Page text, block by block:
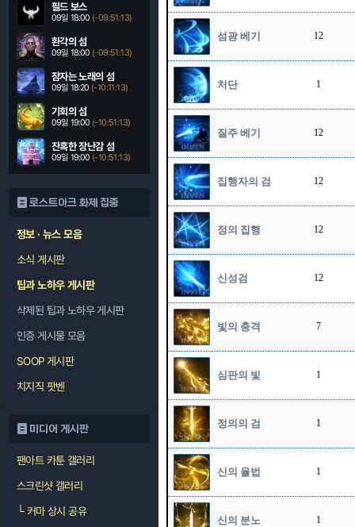
필드 보스
09일 18:00 (-09:51:12)
환각의 섬
09일 18:00 (-09:51:12)
잠자는 노래의 섬
09일 18:20 (-10:11:12)
기회의 섬
09일 19:00 (-10:51:12)
잔혹한 장난감 섬
09일 19:00 (-10:51:12)
로스트아크 화제 집중
정보 · 뉴스 모음
소식 게시판
팁과 노하우 게시판
삭제된 팁과 노하우 게시판
인증 게시물 모음
SOOP 게시판
치지직 팟벤
미디어 게시판
팬아트 카툰 갤러리
스크린샷 갤러리
└커마 상시 공유
섬광 베기 12
처단 1
질주 베기 12
집행자의 검 12
정의 집행 12
신성검 12
빛의 충격 7
심판의 빛 1
정의의 검 1
신의 율법 1
신의 분노 1